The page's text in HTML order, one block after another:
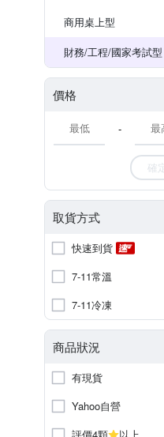
商用桌上型
財務/工程/國家考試型
價格
-
確定
取貨方式
快速到貨
7-11常溫
7-11冷凍
商品狀況
有現貨
Yahoo自營